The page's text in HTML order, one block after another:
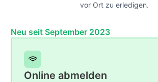
vor Ort zu erledigen.
Neu seit September 2023
Online abmelden